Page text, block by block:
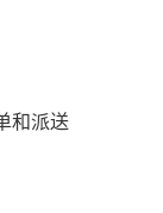
和派送